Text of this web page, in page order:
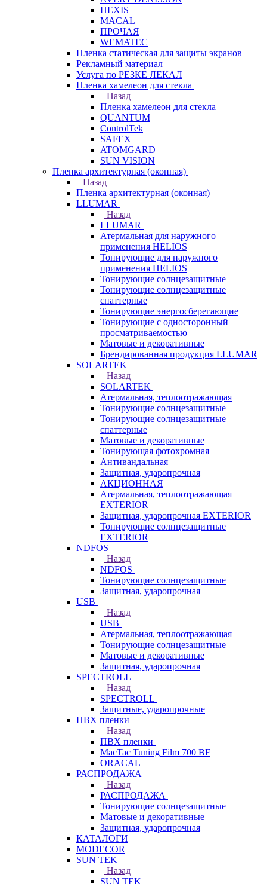
HEXIS
MACAL
ПРОЧАЯ
WEMATEC
Пленка статическая для защиты экранов
Рекламный материал
Услуга по РЕЗКЕ ЛЕКАЛ
Пленка хамелеон для стекла
Назад
Пленка хамелеон для стекла
QUANTUM
ControlTek
SAFEX
ATOMGARD
SUN VISION
Пленка архитектурная (оконная)
Назад
Пленка архитектурная (оконная)
LLUMAR
Назад
LLUMAR
Атермальная для наружного
применения HELIOS
Тонирующие для наружного
применения HELIOS
Тонирующие солнцезащитные
Тонирующие солнцезащитные
спаттерные
Тонирующие энергосберегающие
Тонирующие с односторонный
просматриваемостью
Матовые и декоративные
Брендированная продукция LLUMAR
SOLARTEK
Назад
SOLARTEK
Атермальная, теплоотражающая
Тонирующие солнцезащитные
Тонирующие солнцезащитные
спаттерные
Матовые и декоративные
Тонирующая фотохромная
Антивандальная
Защитная, ударопрочная
АКЦИОННАЯ
Атермальная, теплоотражающая
EXTERIOR
Защитная, ударопрочная EXTERIOR
Тонирующие солнцезащитные
EXTERIOR
NDFOS
Назад
NDFOS
Тонирующие солнцезащитные
Защитная, ударопрочная
USB
Назад
USB
Атермальная, теплоотражающая
Тонирующие солнцезащитные
Матовые и декоративные
Защитная, ударопрочная
SPECTROLL
Назад
SPECTROLL
Защитные, ударопрочные
ПВХ пленки
Назад
ПВХ пленки
MacTac Tuning Film 700 BF
ORACAL
РАСПРОДАЖА
Назад
РАСПРОДАЖА
Тонирующие солнцезащитные
Матовые и декоративные
Защитная, ударопрочная
КАТАЛОГИ
MODECOR
SUN TEK
Назад
SUN TEK